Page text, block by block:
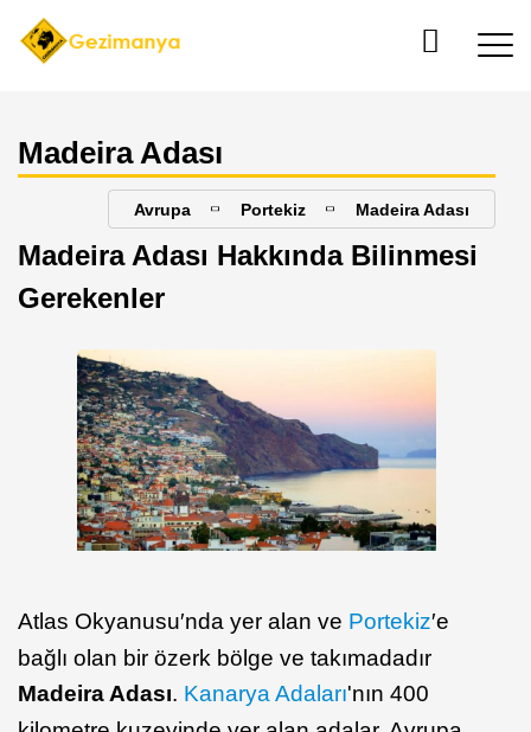
Madeira Adası
Avrupa Portekiz Madeira Adası
Madeira Adası Hakkında Bilinmesi
Gerekenler
Atlas Okyanusu′nda yer alan ve Portekiz′e
bağlı olan bir özerk bölge ve takımadadır
Madeira Adası. Kanarya Adaları'nın 400